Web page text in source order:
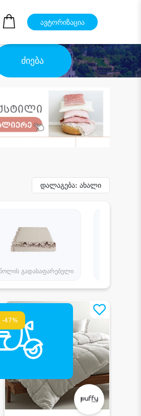
ავტორიზაცია
ძიება
დალაგება: ახალი
გადასაფარებელი
-47%